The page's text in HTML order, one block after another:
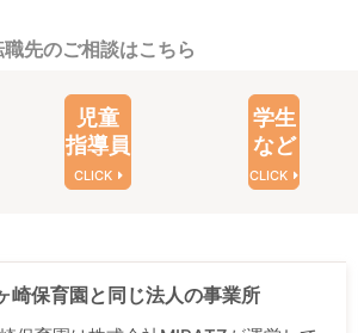
職先のご相談はこちら
児童
指導員
CLICK
学生
など
CLICK
崎保育園と同じ法人の事業所